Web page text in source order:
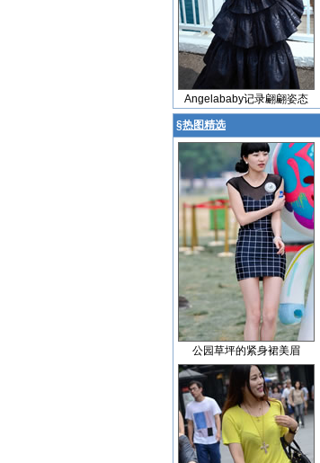
Angelababy记录翩翩姿态
§热图精选
公园草坪的紧身裙美眉